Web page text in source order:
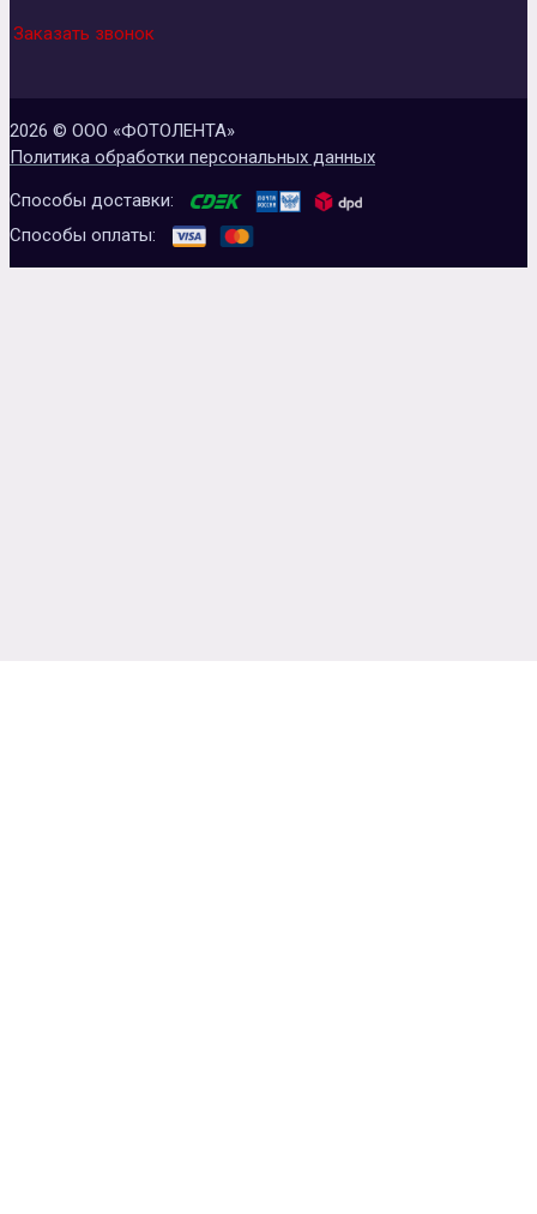
Заказать звонок
2026 © ООО «ФОТОЛЕНТА»
Политика обработки персональных данных
Способы доставки:
Способы оплаты: